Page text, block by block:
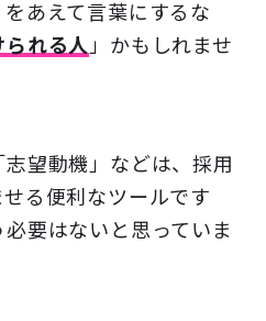
あえて言葉にするな
れる人 」かもしれませ
志望動機」などは、採用
る便利なツールです
要はないと思っていま